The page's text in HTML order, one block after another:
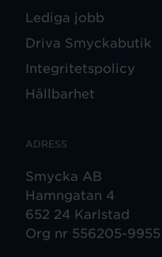
Lediga jobb
Driva Smyckabutik
Integritetspolicy
Hållbarhet
ADRESS
Smycka AB
Hamngatan 4
652 24 Karlstad
Org nr 556205-9955